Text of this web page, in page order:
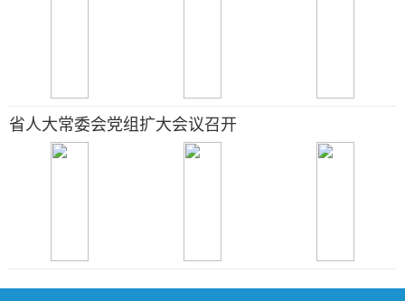
省人大常委会党组扩大会议召开